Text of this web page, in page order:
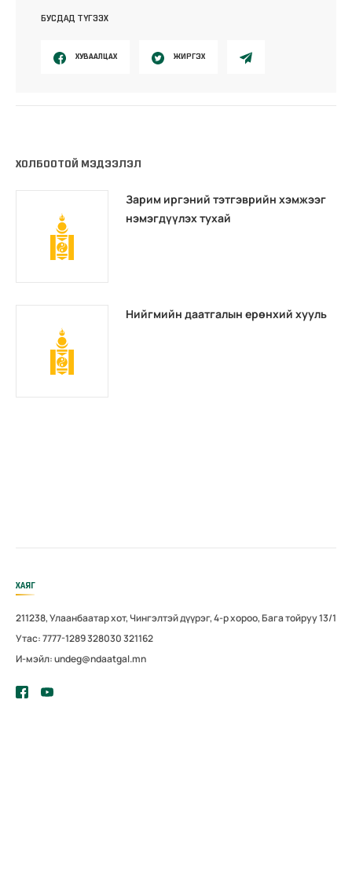
БУСДАД ТҮГЭЭХ
ХУВААЛЦАХ ЖИРГЭХ
ХОЛБООТОЙ МЭДЭЭЛЭЛ
Зарим иргэний тэтгэврийн хэмжээг
нэмэгдүүлэх тухай
Нийгмийн даатгалын ерөнхий хууль
ХАЯГ
211238, Улаанбаатар хот, Чингэлтэй дүүрэг, 4-р хороо, Бага тойруу 13/1
Утас: 7777-1289 328030 321162
И-мэйл: undeg@ndaatgal.mn